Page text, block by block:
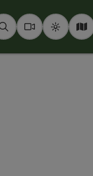
SuchenWebcams